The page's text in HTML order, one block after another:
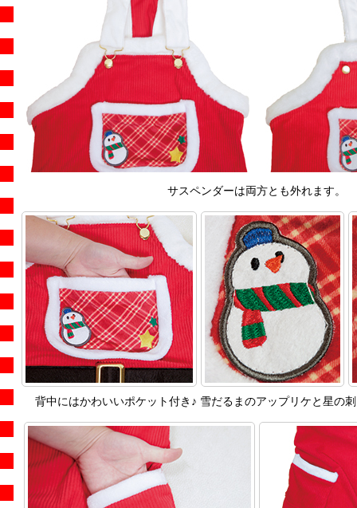
サスペンダーは両方とも外れます。
背中にはかわいいポケット付き♪ 雪だるまのアップリケと星の